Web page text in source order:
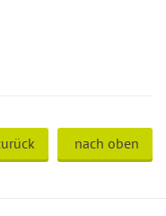
nach oben